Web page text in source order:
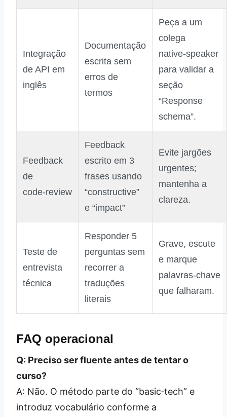
Integração
de API em
inglês
Documentação
escrita sem
erros de
termos
Peça a um
colega
native‑speaker
para validar a
seção
“Response
schema”.
Feedback
de
code‑review
Feedback
escrito em 3
frases usando
“constructive”
e “impact”
Evite jargões
urgentes;
mantenha a
clareza.
Teste de
entrevista
técnica
Responder 5
perguntas sem
recorrer a
traduções
literais
Grave, escute
e marque
palavras‑chave
que falharam.
FAQ operacional
Q: Preciso ser fluente antes de tentar o
curso?
A: Não. O método parte do “basic‑tech” e
introduz vocabulário conforme a